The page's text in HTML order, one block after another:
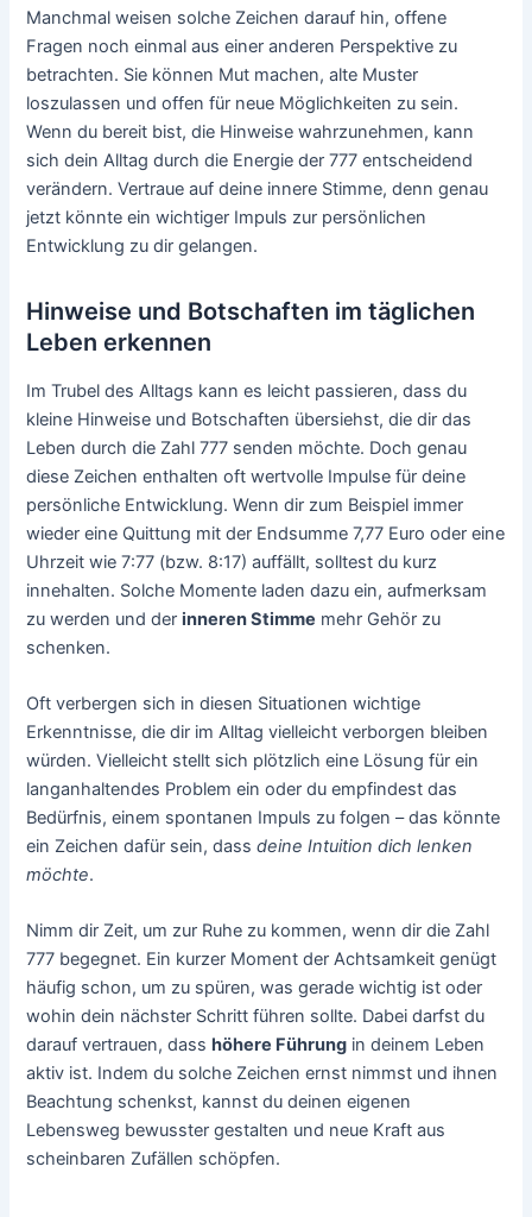
Manchmal weisen solche Zeichen darauf hin, offene
Fragen noch einmal aus einer anderen Perspektive zu
betrachten. Sie können Mut machen, alte Muster
loszulassen und offen für neue Möglichkeiten zu sein.
Wenn du bereit bist, die Hinweise wahrzunehmen, kann
sich dein Alltag durch die Energie der 777 entscheidend
verändern. Vertraue auf deine innere Stimme, denn genau
jetzt könnte ein wichtiger Impuls zur persönlichen
Entwicklung zu dir gelangen.
Hinweise und Botschaften im täglichen
Leben erkennen
Im Trubel des Alltags kann es leicht passieren, dass du
kleine Hinweise und Botschaften übersiehst, die dir das
Leben durch die Zahl 777 senden möchte. Doch genau
diese Zeichen enthalten oft wertvolle Impulse für deine
persönliche Entwicklung. Wenn dir zum Beispiel immer
wieder eine Quittung mit der Endsumme 7,77 Euro oder eine
Uhrzeit wie 7:77 (bzw. 8:17) auffällt, solltest du kurz
innehalten. Solche Momente laden dazu ein, aufmerksam
zu werden und derinneren Stimme mehr Gehör zu
schenken.
Oft verbergen sich in diesen Situationen wichtige
Erkenntnisse, die dir im Alltag vielleicht verborgen bleiben
würden. Vielleicht stellt sich plötzlich eine Lösung für ein
langanhaltendes Problem ein oder du empfindest das
Bedürfnis, einem spontanen Impuls zu folgen – das könnte
ein Zeichen dafür sein, dassdeine Intuition dich lenken
möchte.
Nimm dir Zeit, um zur Ruhe zu kommen, wenn dir die Zahl
777 begegnet. Ein kurzer Moment der Achtsamkeit genügt
häufig schon, um zu spüren, was gerade wichtig ist oder
wohin dein nächster Schritt führen sollte. Dabei darfst du
darauf vertrauen, dass höhere Führung in deinem Leben
aktiv ist. Indem du solche Zeichen ernst nimmst und ihnen
Beachtung schenkst, kannst du deinen eigenen
Lebensweg bewusster gestalten und neue Kraft aus
scheinbaren Zufällen schöpfen.